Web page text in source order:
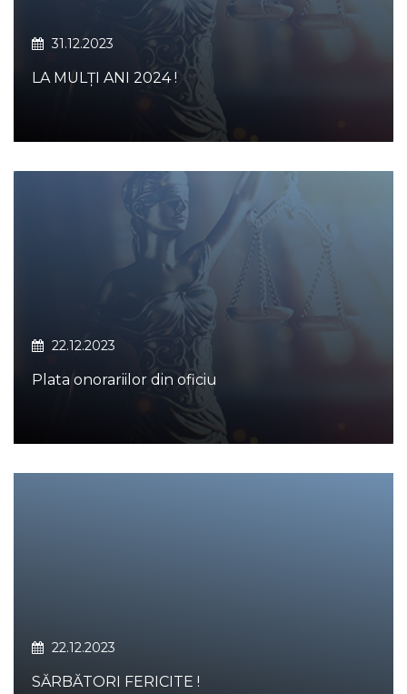
31.12.2023
LA MULȚI ANI 2024 !
22.12.2023
Plata onorariilor din oficiu
22.12.2023
SĂRBĂTORI FERICITE !